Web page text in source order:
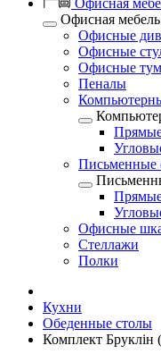
Офисная
Офисная мебель
Офисные
Офисные
Офисные
Пеналы
Письменные
Офисные
Стеллажи
Полки
Кухни
Обеденные столы
Комплект